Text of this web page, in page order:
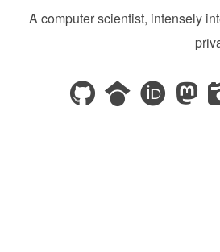
A computer scientist, intensely